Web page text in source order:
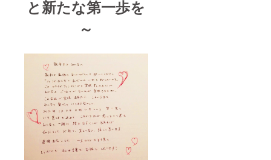
と新たな第一歩を
～